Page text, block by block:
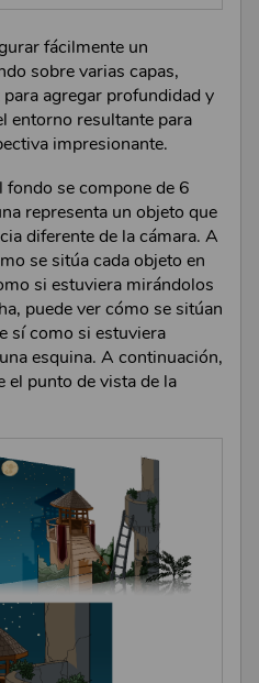
fácilmente un
sobre varias capas,
agregar profundidad y
entorno resultante para
impresionante.
fondo se compone de 6
representa un objeto que
diferente de la cámara. A
se sitúa cada objeto en
si estuviera mirándolos
puede ver cómo se sitúan
sí como si estuviera
esquina. A continuación,
el punto de vista de la